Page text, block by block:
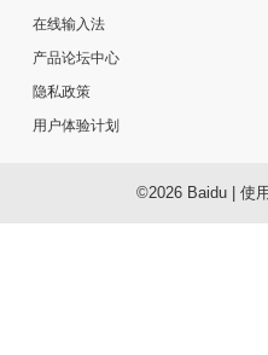
在线输入法
产品论坛中心
隐私政策
用户体验计划
©2026 Baidu| 使